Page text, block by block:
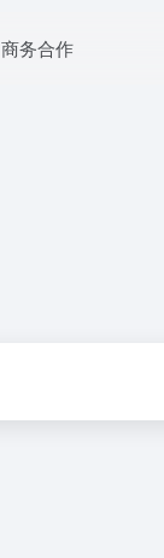
商务合作